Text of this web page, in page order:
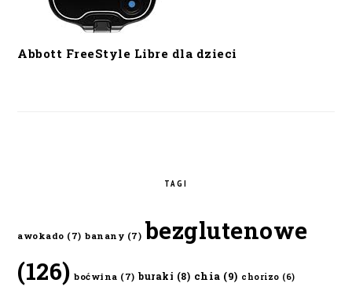
Abbott FreeStyle Libre dla dzieci
TAGI
awokado (7) banany (7) bezglutenowe
(126) boćwina (7) buraki (8) chia (9) chorizo (6)